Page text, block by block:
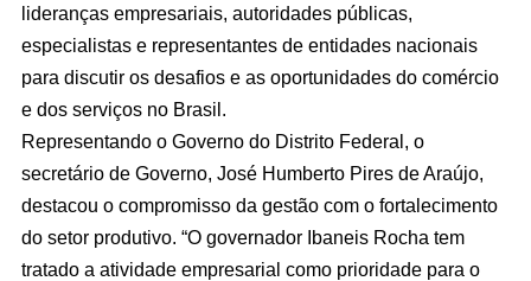
lideranças empresariais, autoridades públicas,
especialistas e representantes de entidades nacionais
para discutir os desafios e as oportunidades do comércio
e dos serviços no Brasil.
Representando o Governo do Distrito Federal, o
secretário de Governo, José Humberto Pires de Araújo,
destacou o compromisso da gestão com o fortalecimento
do setor produtivo. “O governador Ibaneis Rocha tem
tratado a atividade empresarial como prioridade para o